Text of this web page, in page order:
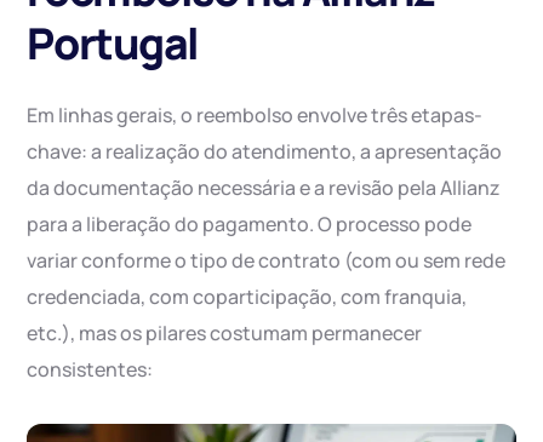
Portugal
Em linhas gerais, o reembolso envolve três etapas-
chave: a realização do atendimento, a apresentação
da documentação necessária e a revisão pela Allianz
para a liberação do pagamento. O processo pode
variar conforme o tipo de contrato (com ou sem rede
credenciada, com coparticipação, com franquia,
etc.), mas os pilares costumam permanecer
consistentes: